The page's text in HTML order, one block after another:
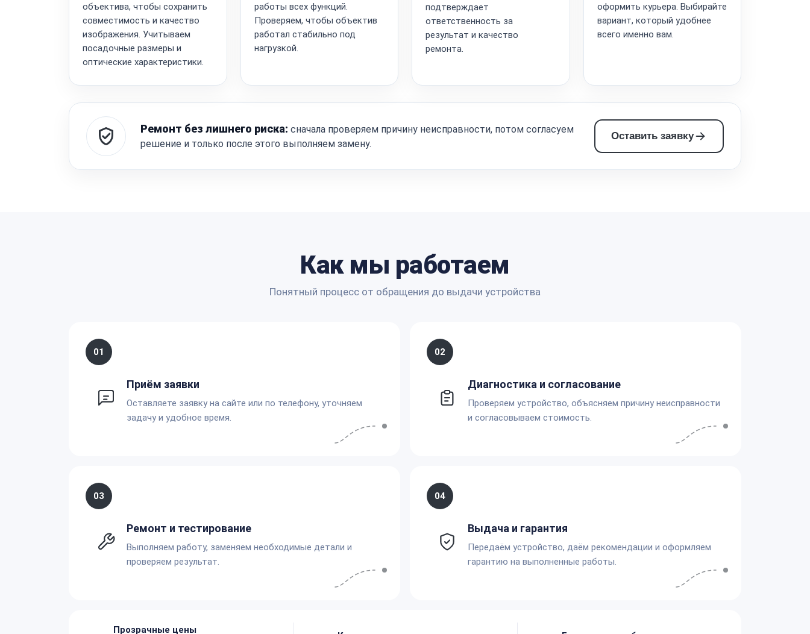
объектива, чтобы сохранить
совместимость и качество
изображения. Учитываем
посадочные размеры и
оптические характеристики.
работы всех функций.
Проверяем, чтобы объектив
работал стабильно под
нагрузкой.
подтверждает
ответственность за
результат и качество
ремонта.
оформить курьера. Выбирайте
вариант, который удобнее
всего именно вам.
Ремонт без лишнего риска: сначала проверяем причину неисправности, потом согласуем
решение и только после этого выполняем замену.
Оставить заявку
Как мы работаем
Понятный процесс от обращения до выдачи устройства
01
Приём заявки
Оставляете заявку на сайте или по телефону, уточняем
задачу и удобное время.
02
Диагностика и согласование
Проверяем устройство, объясняем причину неисправности
и согласовываем стоимость.
03
Ремонт и тестирование
Выполняем работу, заменяем необходимые детали и
проверяем результат.
04
Выдача и гарантия
Передаём устройство, даём рекомендации и оформляем
гарантию на выполненные работы.
Прозрачные цены